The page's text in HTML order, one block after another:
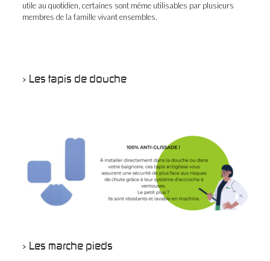
utile au quotidien, certaines sont même utilisables par plusieurs
membres de la famille vivant ensembles.
> Les tapis de douche
> Les marche pieds